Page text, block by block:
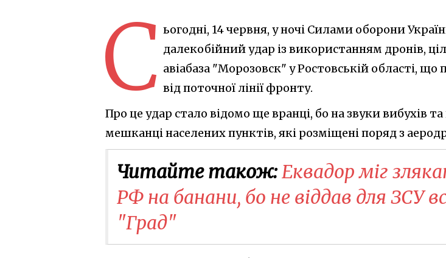
С ьогодні, 14 червня, у ночі Силами оборони
далекобійний удар із використанням дронів,
авіабаза "Морозовск" у Ростовській області,
від поточної лінії фронту.
Про це удар стало відомо ще вранці, бо на звуки вибухів
мешканці населених пунктів, які розміщені поряд з
Читайте також:Еквадор міг
РФ на банани, бо не віддав для ЗСУ
"Град"